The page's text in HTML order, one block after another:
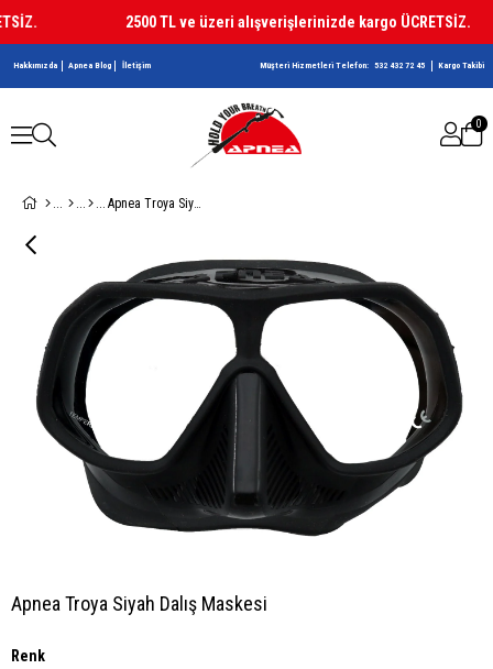
2500 TL ve üzeri alışverişlerinizde kargo ÜCRETSİZ.
Hakkımızda Apnea Blog İletişim Müşteri Hizmetleri Telefon: 532 432 72 45 Kargo Takibi
0
Apnea Troya Siyah Dalış Maskesi
Apnea Troya Siyah Dalış Maskesi
Renk